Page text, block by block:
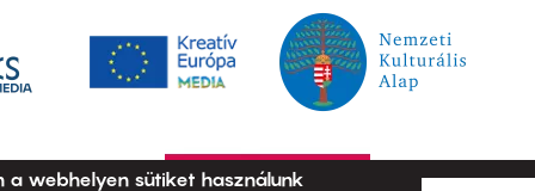
a webhelyen sütiket használunk